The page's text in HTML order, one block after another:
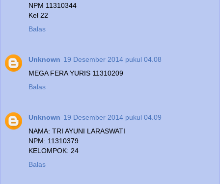
NPM 11310344
Kel 22
Balas
Unknown 19 Desember 2014 pukul 04.08
MEGA FERA YURIS 11310209
Balas
Unknown 19 Desember 2014 pukul 04.09
NAMA: TRI AYUNI LARASWATI
NPM: 11310379
KELOMPOK: 24
Balas